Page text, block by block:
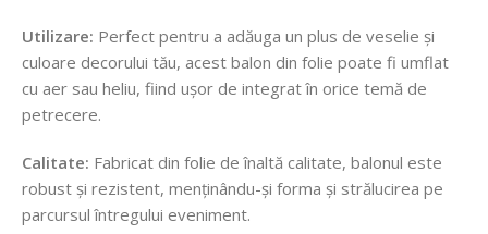
Utilizare: Perfect pentru a adăuga un plus de veselie și
culoare decorului tău, acest balon din folie poate fi umflat
cu aer sau heliu, fiind ușor de integrat în orice temă de
petrecere.
Calitate: Fabricat din folie de înaltă calitate, balonul este
robust și rezistent, menținându-și forma și strălucirea pe
parcursul întregului eveniment.